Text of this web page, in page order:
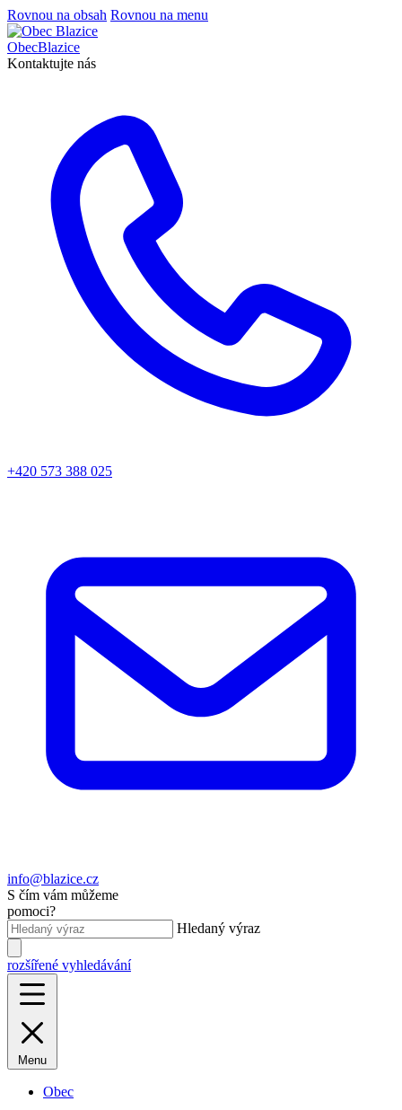
Rovnou na obsah Rovnou na menu
ObecBlazice
Kontaktujte nás
+420 573 388 025
info@blazice.cz
S čím vám můžeme
pomoci?
Hledaný výraz
rozšířené vyhledávání
Menu
Obec